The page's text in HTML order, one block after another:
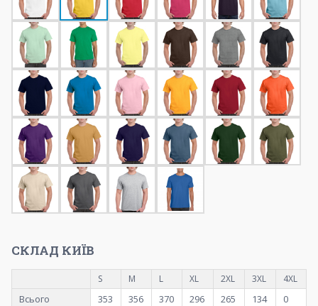
СКЛАД КИЇВ
S M L XL 2XL 3XL 4XL
Всього 353 356 370 296 265 134
0